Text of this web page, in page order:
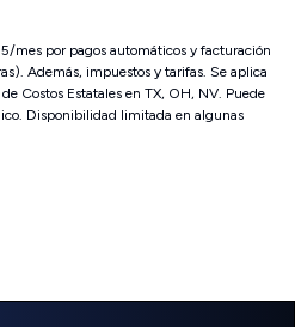
mes por pagos automáticos y facturación
Además, impuestos y tarifas. Se aplica
Costos Estatales en TX, OH, NV. Puede
Disponibilidad limitada en algunas